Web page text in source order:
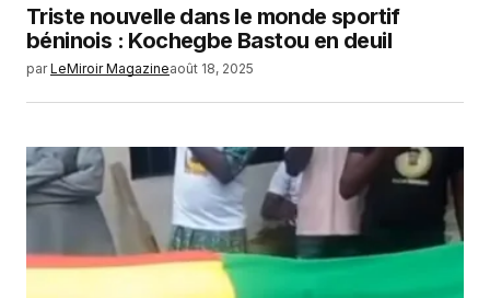
Triste nouvelle dans le monde sportif
béninois : Kochegbe Bastou en deuil
par LeMiroir Magazineaoût 18, 2025